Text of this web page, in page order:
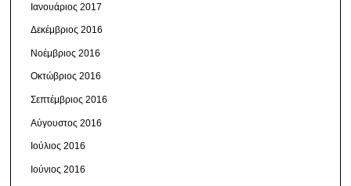
Ιανουάριος 2017
Δεκέμβριος 2016
Νοέμβριος 2016
Οκτώβριος 2016
Σεπτέμβριος 2016
Αύγουστος 2016
Ιούλιος 2016
Ιούνιος 2016